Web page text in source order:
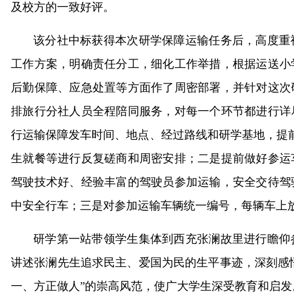
及校方的一致好评。
该分社中标获得本次研学保障运输任务后，高度
工作方案，明确责任分工，细化工作举措，根据运送
后勤保障、应急处置等方面作了周密部署，并针对这
排旅行分社人员全程陪同服务，对每一个环节都进行
行运输保障发车时间、地点、经过路线和研学基地，
生就餐等进行反复磋商和周密安排；二是提前做好参
驾驶技术好、经验丰富的驾驶员参加运输，安全交待
中安全行车；三是对参加运输车辆统一编号，每辆车上
研学第一站带领学生集体到西充张澜故里进行瞻
讲述张澜先生追求民主、爱国为民的生平事迹，深刻
一、方正做人”的崇高风范，使广大学生深受教育和启发